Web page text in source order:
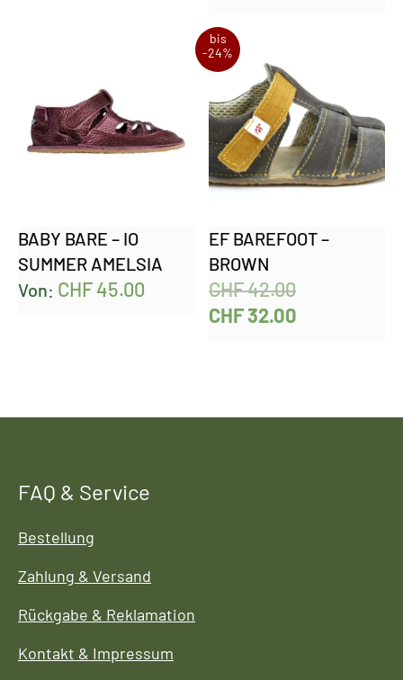
BABY BARE – IO
SUMMER AMELSIA
Von: CHF45.00
bis
-24%
EF BAREFOOT –
BROWN
CHF42.00
CHF32.00
FAQ & Service
Bestellung
Zahlung & Versand
Rückgabe & Reklamation
Kontakt & Impressum